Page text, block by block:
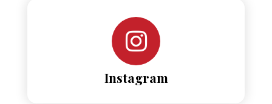
Instagram